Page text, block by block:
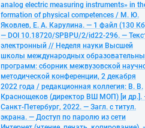
analog electric measuring instruments» in
formation of physical competences / М. Ю.
Яковлев, Е. А. Карулина. — 1 файл (130
— DOI 10.18720/SPBPU/2/id22-296. —
электронный // Неделя науки Высшей
школы международных
программ: сборник межвузовской
методической конференции, 2 декабря
2022 года / редакционная коллегия: В. В.
Краснощеков (директор ВШ МОП) [и др.].
Санкт-Петербург, 2022. — Загл. с титул.
экрана. — Доступ по паролю из сети